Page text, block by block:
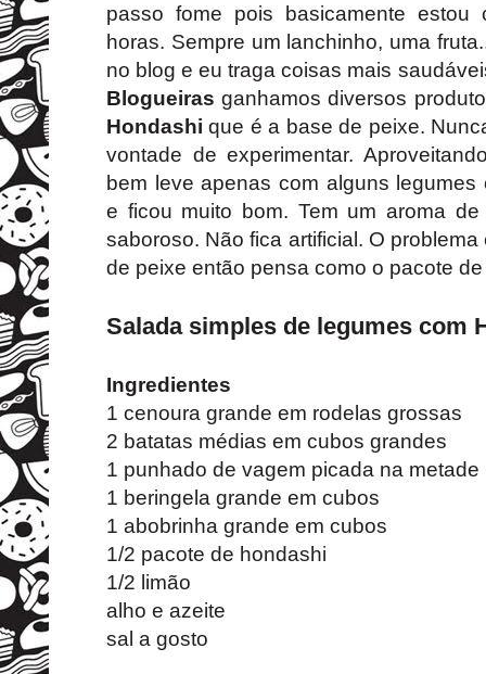
passo fome pois basicamente
horas. Sempre um lanchinho, uma
no blog e eu traga coisas mais
Blogueiras ganhamos diversos
Hondashi que é a base de peixe.
vontade de experimentar.
bem leve apenas com alguns
e ficou muito bom. Tem um aroma
saboroso. Não fica artificial. O
de peixe então pensa como o pacote
Salada simples de legumes com
Ingredientes
1 cenoura grande em rodelas grossas
2 batatas médias em cubos grandes
1 punhado de vagem picada na metade
1 beringela grande em cubos
1 abobrinha grande em cubos
1/2 pacote de hondashi
1/2 limão
alho e azeite
sal a gosto